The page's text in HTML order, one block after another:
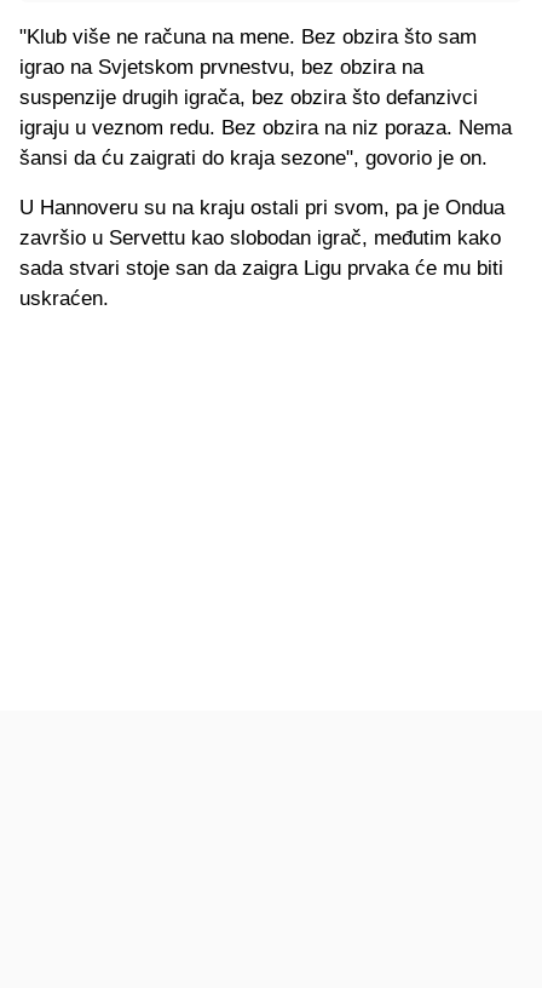
"Klub više ne računa na mene. Bez obzira što sam
igrao na Svjetskom prvnestvu, bez obzira na
suspenzije drugih igrača, bez obzira što defanzivci
igraju u veznom redu. Bez obzira na niz poraza. Nema
šansi da ću zaigrati do kraja sezone", govorio je on.
U Hannoveru su na kraju ostali pri svom, pa je Ondua
završio u Servettu kao slobodan igrač, međutim kako
sada stvari stoje san da zaigra Ligu prvaka će mu biti
uskraćen.